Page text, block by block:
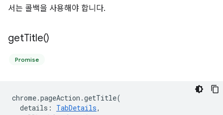
서는 콜백을 사용해야 합니다.
getTitle()
Promise
chrome.pageAction .getTitle(
details : TabDetails,